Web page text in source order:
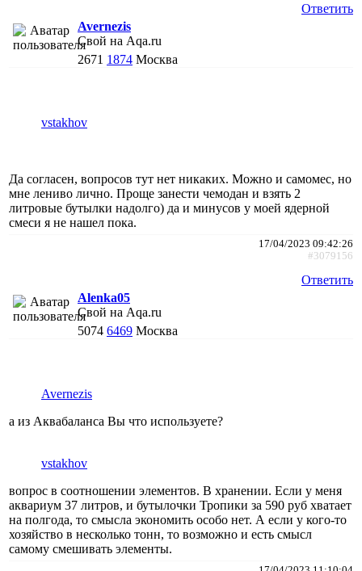
Ответить
Avernezis
Свой на Aqa.ru
2671 1874 Москва
vstakhov
Да согласен, вопросов тут нет никаких. Можно и самомес, но
мне лениво лично. Проще занести чемодан и взять 2
литровые бутылки надолго) да и минусов у моей ядерной
смеси я не нашел пока.
17/04/2023 09:42:26
#3079156
Ответить
Alenka05
Свой на Aqa.ru
5074 6469 Москва
Avernezis
а из Аквабаланса Вы что используете?
vstakhov
вопрос в соотношении элементов. В хранении. Если у меня
аквариум 37 литров, и бутылочки Тропики за 590 руб хватает
на полгода, то смысла экономить особо нет. А если у кого-то
хозяйство в несколько тонн, то возможно и есть смысл
самому смешивать элементы.